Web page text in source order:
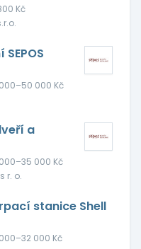
Kč
000 Kč
a
000 Kč
r. o.
stanice Shell
000 Kč